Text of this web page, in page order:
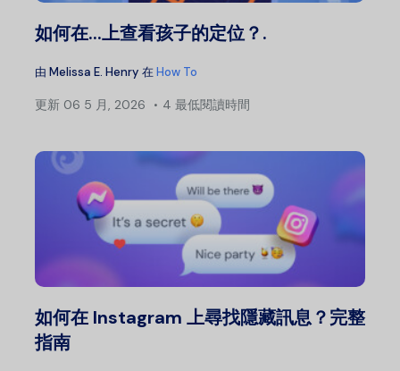
如何在...上查看孩子的定位？.
由 Melissa E. Henry 在How To
更新 06 5 月, 2026 4 最低閱讀時間
如何在 Instagram 上尋找隱藏訊息？完整
指南